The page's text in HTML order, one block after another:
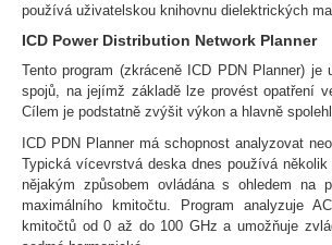
používá uživatelskou knihovnu dielektrických
ICD Power Distribution Network Planner
Tento program (zkráceně ICD PDN Planner)
spojů, na jejímž základě lze provést opatření
Cílem je podstatně zvýšit výkon a hlavně
ICD PDN Planner má schopnost analyzovat
Typická vícevrstvá deska dnes používá
nějakým způsobem ovládána s ohledem na
maximálního kmitočtu. Program analyzuje
kmitočtů od 0 až do 100 GHz a umožňuje